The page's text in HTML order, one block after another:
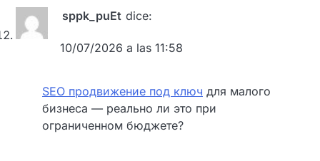
sppk_puEt dice:
10/07/2026 a las 11:58
SEO продвижение под ключ для малого
бизнеса — реально ли это при
ограниченном бюджете?